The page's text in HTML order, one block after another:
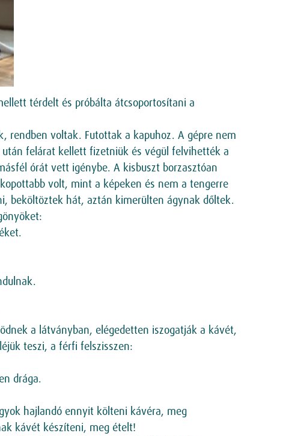
térdelt és próbálta átcsoportosítani a
rendben voltak. Futottak a kapuhoz. A gépre nem
felárat kellett fizetniük és végül felvihették a
órát vett igénybe. A kisbuszt borzasztóan
volt, mint a képeken és nem a tengerre
beköltöztek hát, aztán kimerülten ágynak dőltek.
a látványban, elégedetten iszogatják a kávét,
teszi, a férfi felszisszen:
drága.
hajlandó ennyit költeni kávéra, meg
kávét készíteni, meg ételt!